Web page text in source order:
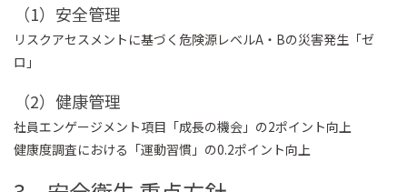
（1）安全管理
リスクアセスメントに基づく危険源レベルA・Bの災害発生「ゼ
ロ」
（2）健康管理
社員エンゲージメント項目「成長の機会」の2ポイント向上
健康度調査における「運動習慣」の0.2ポイント向上